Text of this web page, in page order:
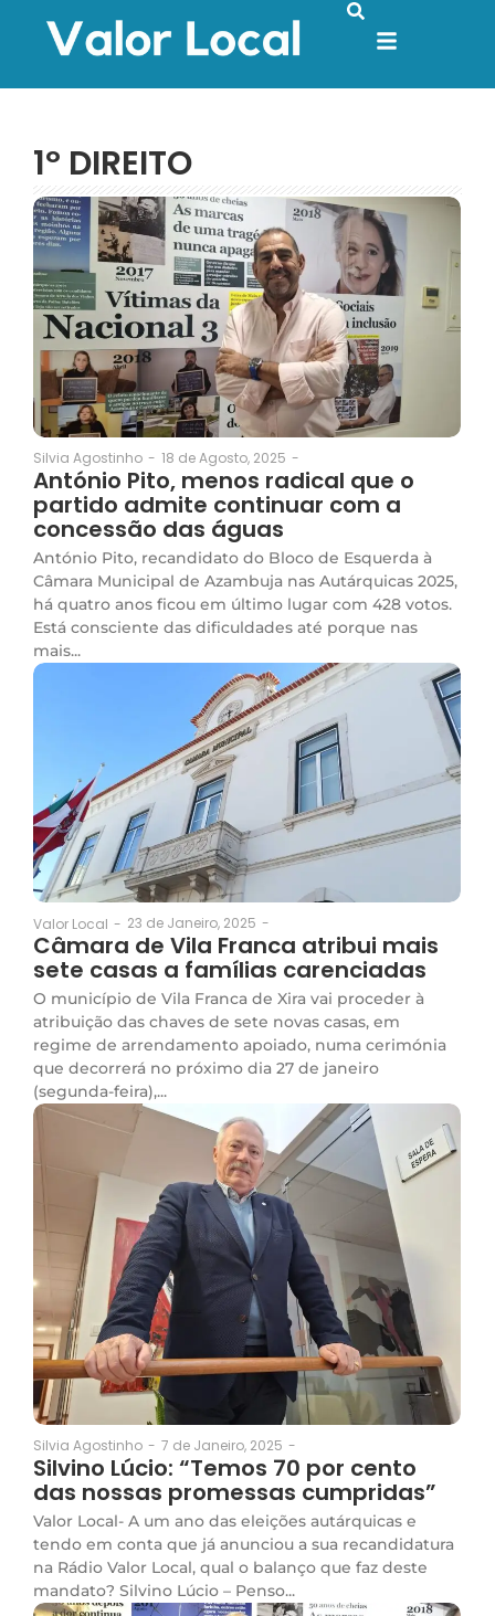
1º DIREITO
Silvia Agostinho - 18 de Agosto, 2025 -
António Pito, menos radical que o
partido admite continuar com a
concessão das águas
António Pito, recandidato do Bloco de Esquerda à
Câmara Municipal de Azambuja nas Autárquicas 2025,
há quatro anos ficou em último lugar com 428 votos.
Está consciente das dificuldades até porque nas
mais...
Valor Local - 23 de Janeiro, 2025 -
Câmara de Vila Franca atribui mais
sete casas a famílias carenciadas
O município de Vila Franca de Xira vai proceder à
atribuição das chaves de sete novas casas, em
regime de arrendamento apoiado, numa cerimónia
que decorrerá no próximo dia 27 de janeiro
(segunda-feira),...
Silvia Agostinho - 7 de Janeiro, 2025 -
Silvino Lúcio: “Temos 70 por cento
das nossas promessas cumpridas”
Valor Local- A um ano das eleições autárquicas e
tendo em conta que já anunciou a sua recandidatura
na Rádio Valor Local, qual o balanço que faz deste
mandato? Silvino Lúcio – Penso...